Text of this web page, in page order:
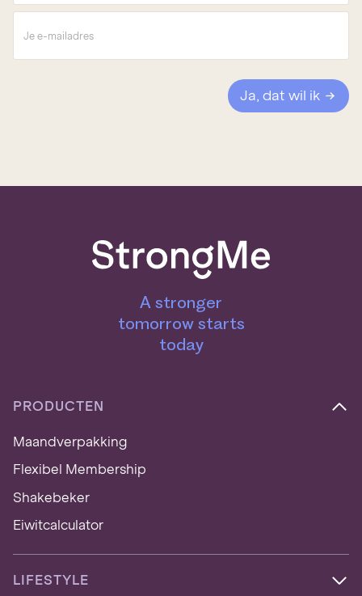
r
a
E
a
*
Ja, dat wil ik
A stronger
tomorrow starts
today
PRODUCTEN
Maandverpakking
Flexibel Membership
Shakebeker
Eiwitcalculator
LIFESTYLE